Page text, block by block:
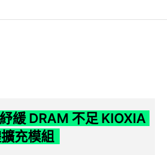
緩 DRAM 不足 KIOXIA
充模組